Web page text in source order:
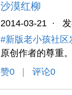
沙漠红柳
2014-03-21 ·
#新版老小孩社
原创作者的尊重。
赞0 评论0